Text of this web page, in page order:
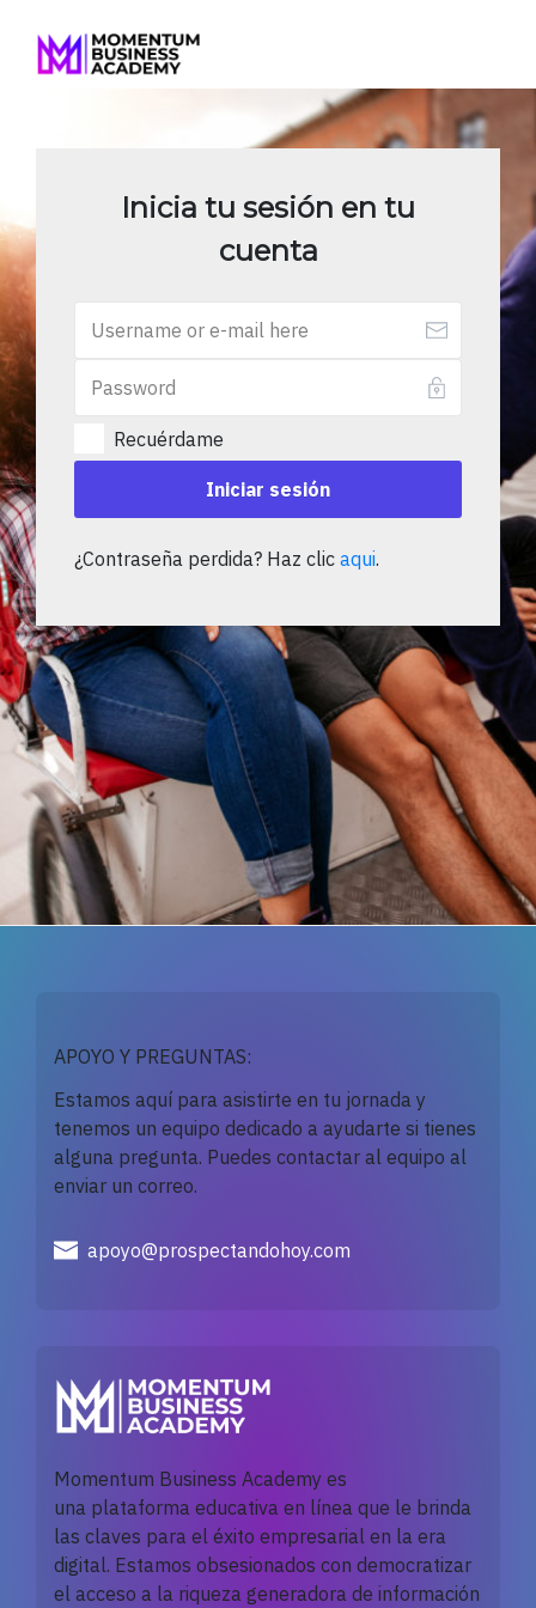
Inicia tu sesión en tu
cuenta
Recuérdame
Iniciar sesión
¿Contraseña perdida? Haz clic aqui.
APOYO Y PREGUNTAS:
Estamos aquí para asistirte en tu jornada y
tenemos un equipo dedicado a ayudarte si tienes
alguna pregunta. Puedes contactar al equipo al
enviar un correo.
apoyo@prospectandohoy.com
Momentum Business Academy es
una plataforma educativa en línea que le brinda
las claves para el éxito empresarial en la era
digital. Estamos obsesionados con democratizar
el acceso a la riqueza generadora de información